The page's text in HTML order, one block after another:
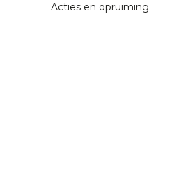
Acties en opruiming